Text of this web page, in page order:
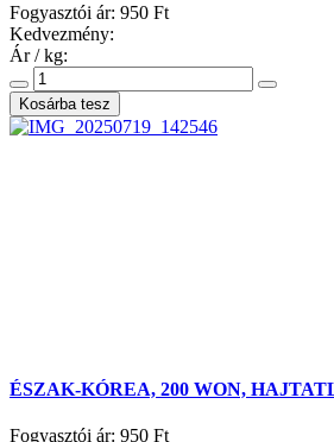
Fogyasztói ár: 950 Ft
Kedvezmény:
Ár / kg:
ÉSZAK-KÓREA, 200 WON,
Fogyasztói ár: 950 Ft